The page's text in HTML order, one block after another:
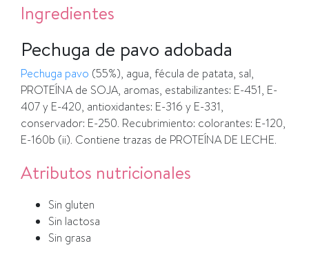
Ingredientes
Pechuga de pavo adobada
Pechuga pavo (55%), agua, fécula de patata, sal,
PROTEÍNA de SOJA, aromas, estabilizantes: E-451, E-
407 y E-420, antioxidantes: E-316 y E-331,
conservador: E-250. Recubrimiento: colorantes: E-120,
E-160b (ii). Contiene trazas de PROTEÍNA DE LECHE.
Atributos nutricionales
Sin gluten
Sin lactosa
Sin grasa